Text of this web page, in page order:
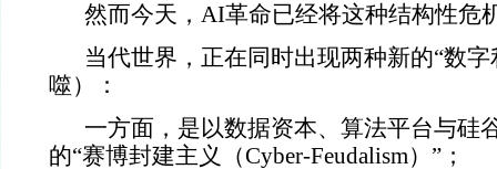
然而今天，AI革命已经将这种结构性危
当代世界，正在同时出现两种新的“数字
噬）：
一方面，是以数据资本、算法平台与硅
的“赛博封建主义（Cyber-Feudalism）”；